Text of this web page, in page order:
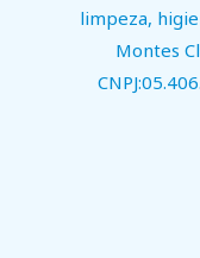
limpeza,
Montes